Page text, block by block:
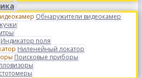
Обнаружители видеокамер
Индикатор поля
Ниленейный локатор
Поисковые приборы